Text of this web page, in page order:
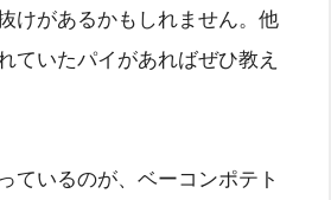
けがあるかもしれません。他
ていたパイがあればぜひ教え
ているのが、ベーコンポテト